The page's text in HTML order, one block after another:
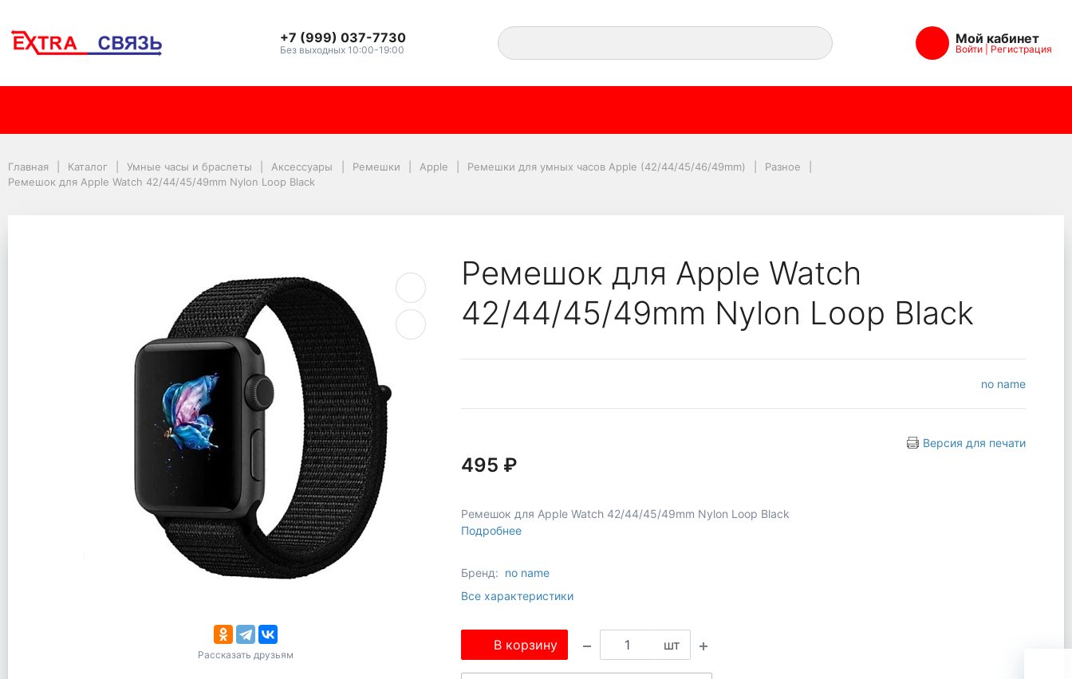
+7 (999) 037-7730
Без выходных 10:00-19:00
Мой кабинет
Войти Регистрация
Ремешок для Apple Watch 42/44/45/49mm Nylon Loop Black
Главная Каталог Умные часы и браслеты Аксессуары Ремешки Apple Ремешки для умных часов Apple (42/44/45/46/49mm)
Разное
Ремешок для Apple Watch 42/44/45/49mm Nylon Loop Black
Рассказать друзьям
Ремешок для Apple Watch
42/44/45/49mm Nylon Loop Black
no name
Версия для печати
495 ₽
Ремешок для Apple Watch 42/44/45/49mm Nylon Loop Black
Подробнее
Бренд: no name
Все характеристики
В корзину шт